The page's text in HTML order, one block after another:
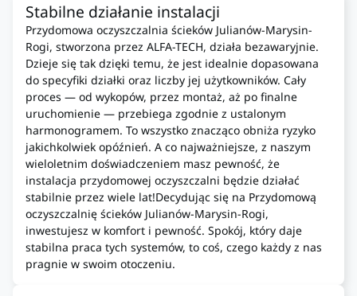
Stabilne działanie instalacji
Przydomowa oczyszczalnia ścieków Julianów-Marysin-
Rogi, stworzona przez ALFA-TECH, działa bezawaryjnie.
Dzieje się tak dzięki temu, że jest idealnie dopasowana
do specyfiki działki oraz liczby jej użytkowników. Cały
proces — od wykopów, przez montaż, aż po finalne
uruchomienie — przebiega zgodnie z ustalonym
harmonogramem. To wszystko znacząco obniża ryzyko
jakichkolwiek opóźnień. A co najważniejsze, z naszym
wieloletnim doświadczeniem masz pewność, że
instalacja przydomowej oczyszczalni będzie działać
stabilnie przez wiele lat!Decydując się na Przydomową
oczyszczalnię ścieków Julianów-Marysin-Rogi,
inwestujesz w komfort i pewność. Spokój, który daje
stabilna praca tych systemów, to coś, czego każdy z nas
pragnie w swoim otoczeniu.